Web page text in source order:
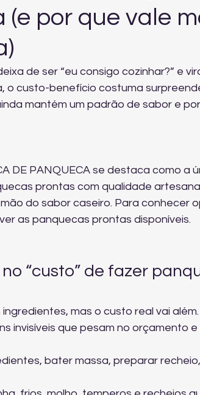
por que vale
de ser “eu consigo cozinhar?” e
o custo-benefício costuma
mantém um padrão de sabor e
DE PANQUECA se destaca como a
prontas com qualidade
do sabor caseiro. Para conhecer
ver as panquecas prontas disponíveis.
“custo” de fazer
mas o custo real vai
invisíveis que pesam no orçamento e
bater massa, preparar